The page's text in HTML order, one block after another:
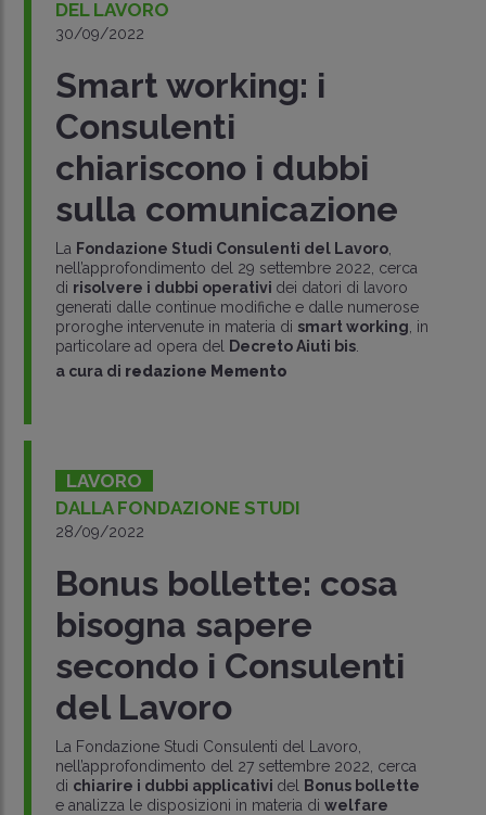
DEL LAVORO
30/09/2022
Smart working: i
Consulenti
chiariscono i dubbi
sulla comunicazione
La Fondazione Studi Consulenti del Lavoro,
nell’approfondimento del 29 settembre 2022, cerca
di risolvere i dubbi operativi dei datori di lavoro
generati dalle continue modifiche e dalle numerose
proroghe intervenute in materia di smart working , in
particolare ad opera del
Decreto Aiuti bis.
a cura di redazione Memento
LAVORO
DALLA FONDAZIONE STUDI
28/09/2022
Bonus bollette: cosa
bisogna sapere
secondo i Consulenti
del Lavoro
La Fondazione Studi Consulenti del Lavoro,
nell’approfondimento del 27 settembre 2022, cerca
di chiarire i dubbi applicativi del
Bonus bollette
e analizza le disposizioni in materia di welfare